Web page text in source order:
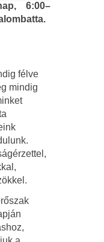
6:00–
félve
mindig